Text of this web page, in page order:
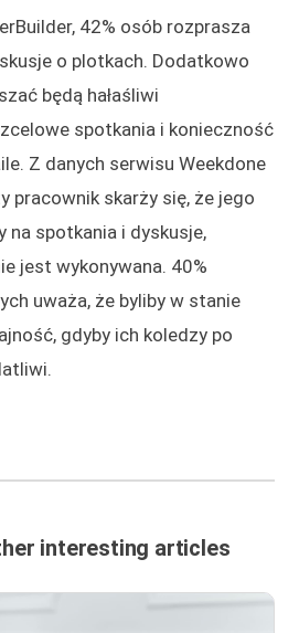
42% osób rozprasza
o plotkach. Dodatkowo
będą hałaśliwi
spotkania i konieczność
Z danych serwisu Weekdone
pracownik skarży się, że jego
na spotkania i dyskusje,
jest wykonywana. 40%
uważa, że byliby w stanie
gdyby ich koledzy po
interesting articles